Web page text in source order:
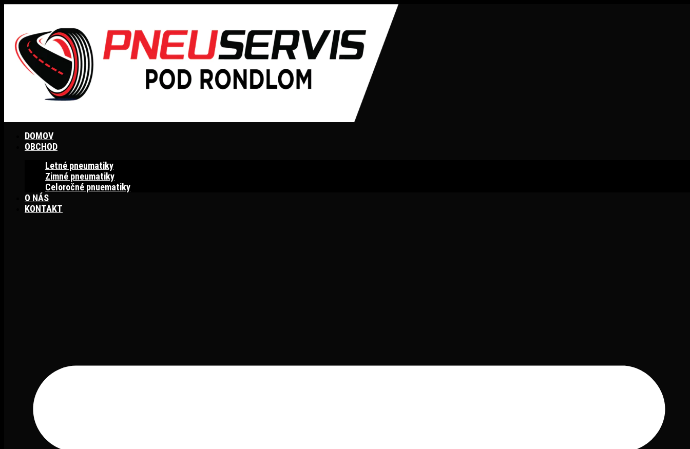
DOMOV
OBCHOD
Letné pneumatiky
Zimné pneumatiky
Celoročné pnuematiky
O NÁS
KONTAKT